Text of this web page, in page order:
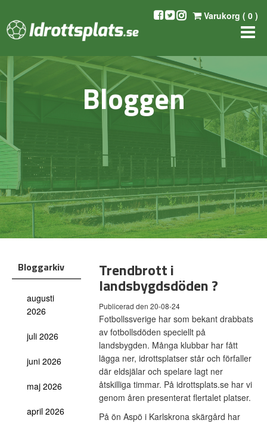
Varukorg ( 0 )
Bloggen
Bloggarkiv
augusti
2026
juli 2026
juni 2026
maj 2026
april 2026
Trendbrott i
landsbygdsdöden ?
Publicerad den 20-08-24
Fotbollssverige har som bekant drabbats
av fotbollsdöden speciellt på
landsbygden. Många klubbar har fått
lägga ner, idrottsplatser står och förfaller
där eldsjälar och spelare lagt ner
åtskilliga timmar. På idrottsplats.se har vi
genom åren presenterat flertalet platser.
På ön Aspö i Karlskrona skärgård har